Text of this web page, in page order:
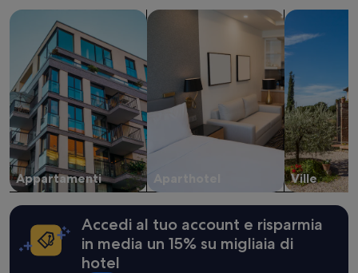
di
adulti.
Prezzi
e
disponibilità
possono
cambiare.
Potrebbero
essere
previste
condizioni
aggiuntive.
Appartamenti
cerca appartamenti
Aparthotel
cerca aparthotel
Ville
cerca ville
Accedi al tuo account e risparmia
in media un 15% su migliaia di
hotel